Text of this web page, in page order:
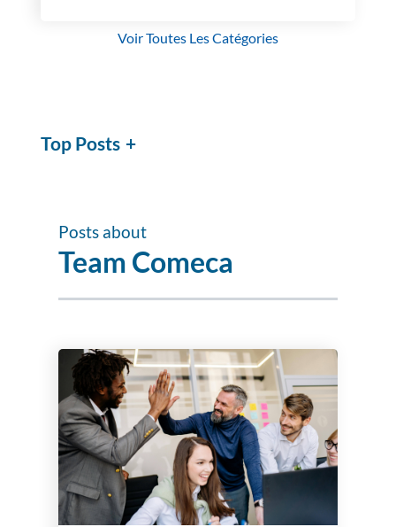
Posts about
Team Comeca
Voir Toutes Les Catégories
Top Posts